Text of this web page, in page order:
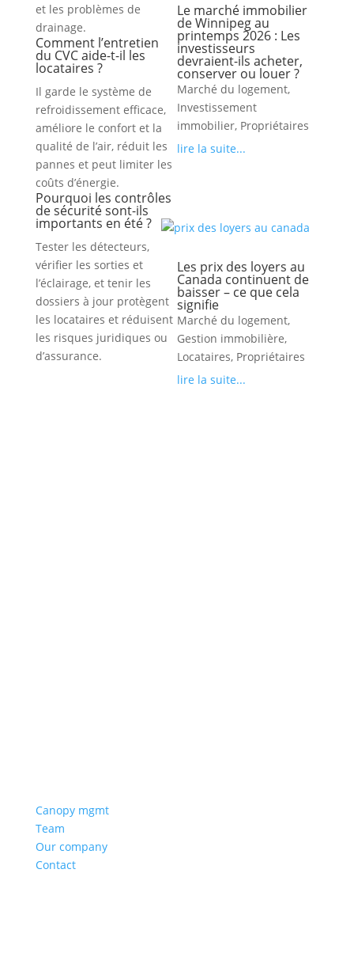
et les problèmes de
drainage.
Comment l’entretien
du CVC aide-t-il les
locataires ?
Il garde le système de
refroidissement efficace,
améliore le confort et la
qualité de l’air, réduit les
pannes et peut limiter les
coûts d’énergie.
Pourquoi les contrôles
de sécurité sont-ils
importants en été ?
Tester les détecteurs,
vérifier les sorties et
l’éclairage, et tenir les
dossiers à jour protègent
les locataires et réduisent
les risques juridiques ou
d’assurance.
Le marché immobilier
de Winnipeg au
printemps 2026 : Les
investisseurs
devraient-ils acheter,
conserver ou louer ?
Marché du logement,
Investissement
immobilier, Propriétaires
lire la suite...
Les prix des loyers au
Canada continuent de
baisser – ce que cela
signifie
Marché du logement,
Gestion immobilière,
Locataires, Propriétaires
lire la suite...
Canopy mgmt
Team
Our company
Contact